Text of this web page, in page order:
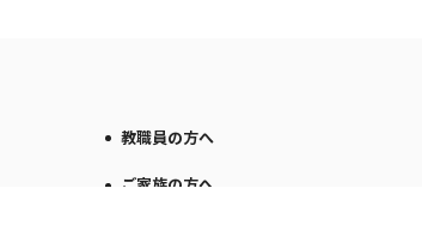
教職員の方へ
ご家族の方へ